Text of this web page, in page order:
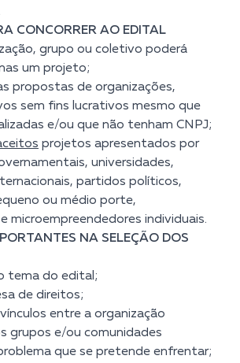
CONCORRER AO EDITAL
grupo ou coletivo poderá
um projeto;
propostas de organizações,
sem fins lucrativos mesmo que
e/ou que não tenham CNPJ;
projetos apresentados por
universidades,
partidos políticos,
ou médio porte,
microempreendedores individuais.
NA SELEÇÃO DOS
tema do edital;
de direitos;
entre a organização
grupos e/ou comunidades
que se pretende enfrentar;